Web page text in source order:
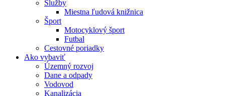
Služby
Miestna ľudová knižnica
Šport
Motocyklový šport
Futbal
Cestovné poriadky
Ako vybaviť
Územný rozvoj
Dane a odpady
Vodovod
Kanalizácia